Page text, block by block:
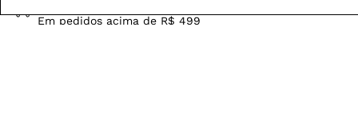
Em pedidos acima de R$ 499